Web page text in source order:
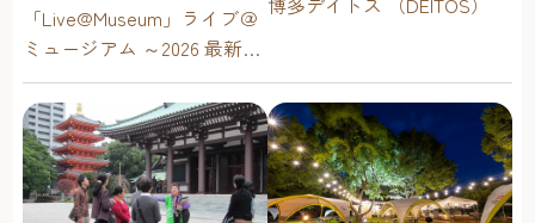
「Live@Museum」ライブ＠
ミュージアム ～2026 最新イ
ベントスケジュール！【福
岡アジア美術館】